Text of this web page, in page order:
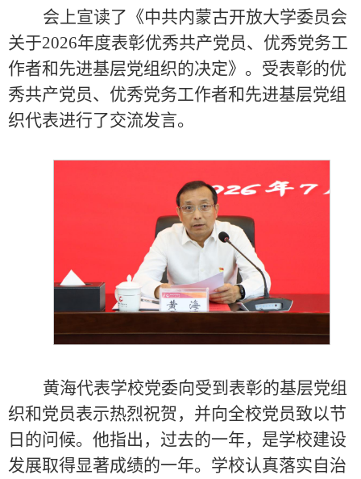
会上宣读了《中共内蒙古开放大学委员会
关于2026年度表彰优秀共产党员、优秀党务工
作者和先进基层党组织的决定》。受表彰的优
秀共产党员、优秀党务工作者和先进基层党组
织代表进行了交流发言。
黄海代表学校党委向受到表彰的基层党组
织和党员表示热烈祝贺，并向全校党员致以节
日的问候。他指出，过去的一年，是学校建设
发展取得显著成绩的一年。学校认真落实自治